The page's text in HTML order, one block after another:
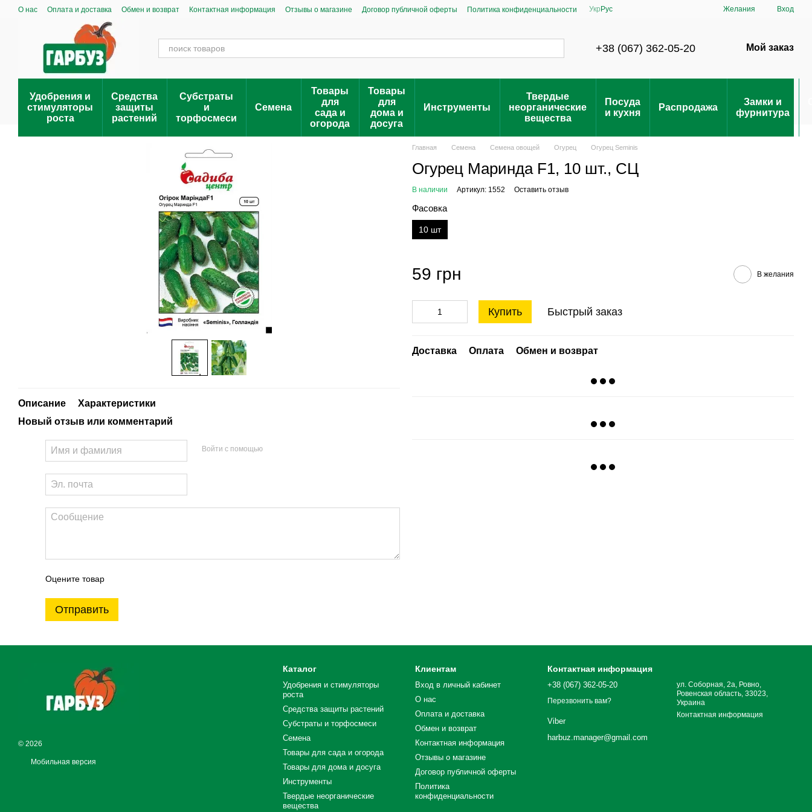
Перейти к основному контенту
О нас Оплата и доставка Обмен и возврат Контактная информация Отзывы о магазине Договор публичной оферты Политика конфиденциальности Укр Рус Желания Вход
+38 (067) 362-05-20 Мой заказ
Удобрения и
стимуляторы
роста
Средства
защиты
растений
Субстраты
и
торфосмеси
Семена
Товары
для
сада и
огорода
Товары
для
дома и
досуга
Инструменты
Твердые
неорганические
вещества
Посуда
и кухня
Распродажа
Замки и
фурнитура
Описание
Характеристики
Новый отзыв или комментарий
Войти с помощью
Оцените товар
Отправить
Главная Семена Семена овощей Огурец Огурец Seminis
Огурец Маринда F1, 10 шт., СЦ
В наличии Артикул: 1552 Оставить отзыв
Фасовка
10 шт
59 грн В желания
Купить Быстрый заказ
Доставка Оплата Обмен и возврат
© 2026
Мобильная версия
Каталог
Удобрения и стимуляторы
роста
Средства защиты растений
Субстраты и торфосмеси
Семена
Товары для сада и огорода
Товары для дома и досуга
Инструменты
Твердые неорганические
вещества
Клиентам
Вход в личный кабинет
О нас
Оплата и доставка
Обмен и возврат
Контактная информация
Отзывы о магазине
Договор публичной оферты
Политика
конфиденциальности
Контактная информация
+38 (067) 362-05-20
Перезвонить вам?
Viber
harbuz.manager@gmail.com
ул. Соборная, 2а, Ровно,
Ровенская область, 33023,
Украина
Контактная информация